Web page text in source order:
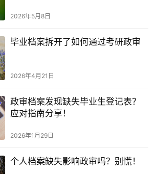
2026年5月8日
毕业档案拆开了如何通过考研政审
2026年4月21日
政审档案发现缺失毕业生登记表？
应对指南分享！
2026年1月29日
个人档案缺失影响政审吗？别慌！